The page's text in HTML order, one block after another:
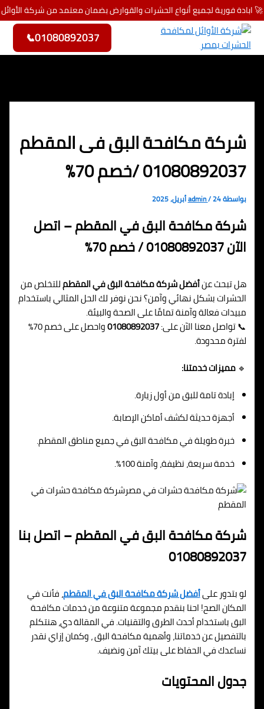
تخطي إلى المحتوى
🚀 ابادة فورية لجميع أنواع الحشرات والقوارض بضمان معتمد من شركة الأوائل
01080892037
📞
شركة مكافحة البق فى المقطم
01080892037 /خصم 70%
بواسطة admin/24 أبريل، 2025
شركة مكافحة البق في المقطم – اتصل
الآن 01080892037 / خصم 70%
هل تبحث عنأفضل شركة مكافحة البق في المقطمللتخلص من
الحشرات بشكل نهائي وآمن؟ نحن نوفر لك الحل المثالي باستخدام
مبيدات فعالة وآمنة تمامًا على الصحة والبيئة.
📞 تواصل معنا الآن على:01080892037
واحصل على خصم 70%
لفترة محدودة.
🔹مميزات خدمتنا:
إبادة تامة للبق من أول زيارة.
أجهزة حديثة لكشف أماكن الإصابة.
خبرة طويلة في مكافحة البق في جميع مناطق المقطم.
خدمة سريعة، نظيفة، وآمنة 100%.
شركة مكافحة حشرات في
المقطم
شركة مكافحة البق في المقطم – اتصل بنا
01080892037
لو بتدور علىأفضل شركة مكافحة البق في المقطم، فأنت في
المكان الصح! احنا بنقدم مجموعة متنوعة من خدمات مكافحة
البق باستخدام أحدث الطرق والتقنيات. في المقالة دي، هنتكلم
بالتفصيل عن خدماتنا، وأهمية مكافحة البق ، وكمان إزاي نقدر
نساعدك في الحفاظ على بيتك آمن ونضيف.
جدول المحتويات